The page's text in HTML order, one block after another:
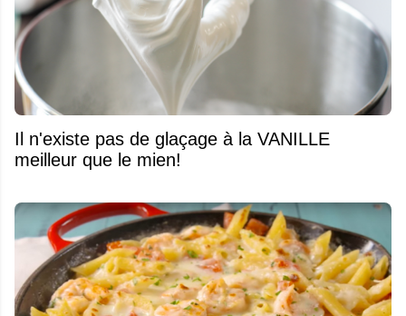
Il n'existe pas de glaçage à la VANILLE
meilleur que le mien!